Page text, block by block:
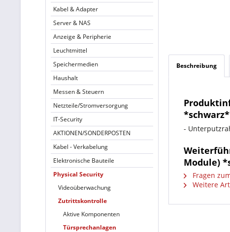
Kabel & Adapter
Server & NAS
Anzeige & Peripherie
Leuchtmittel
Speichermedien
Haushalt
Messen & Steuern
Netzteile/Stromversorgung
IT-Security
AKTIONEN/SONDERPOSTEN
Kabel - Verkabelung
Elektronische Bauteile
Physical Security
Videoüberwachung
Zutrittskontrolle
Aktive Komponenten
Türsprechanlagen
Beschreibung
-
Module)
Fragen
Weitere